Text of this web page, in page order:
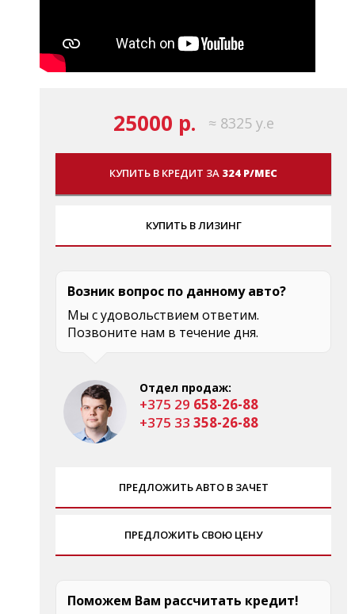
25000 р. ≈ 8325 у.е
КУПИТЬ В КРЕДИТ ЗА 324 Р/МЕС
КУПИТЬ В ЛИЗИНГ
Возник вопрос по данному авто?
Мы с удовольствием ответим.
Позвоните нам в течение дня.
Отдел продаж:
+375 29 658-26-88
+375 33 358-26-88
ПРЕДЛОЖИТЬ АВТО В ЗАЧЕТ
ПРЕДЛОЖИТЬ СВОЮ ЦЕНУ
Поможем Вам рассчитать кредит!